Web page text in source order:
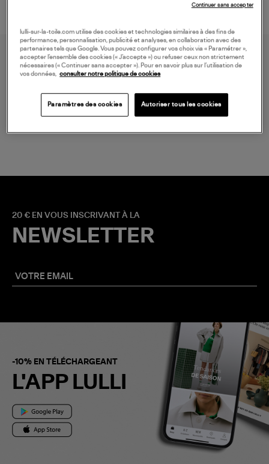
LIVRAISON GRATUITE
20 € EN VOUS INSCRIVANT À LA
NEWSLETTER
-10% EN TÉLÉCHARGEANT
L'APP LULLI
lulli-sur-la-toile.com utilise des cookies et technologies similaires à des fins de
performance, personnalisation, publicité et analyses, en collaboration avec des
partenaires tels que Google. Vous pouvez configurer vos choix via « Paramétrer »,
accepter l’ensemble des cookies (« J’accepte ») ou refuser ceux non strictement
nécessaires (« Continuer sans accepter »). Pour en savoir plus sur l’utilisation de
vos données,
consulter notre politique de cookies
Paramètres des cookies Autoriser tous les cookies
Continuer sans accepter